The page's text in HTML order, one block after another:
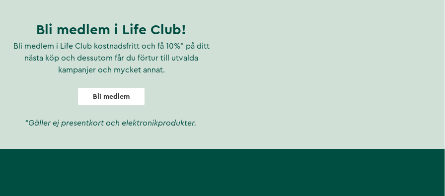
dom fräscha.
filtsula med god
Bli medlem i Life Club!
Bli medlem i Life Club kostnadsfritt och få 10%* på ditt
nästa köp och dessutom får du förtur till utvalda
kampanjer och mycket annat.
Bli medlem
*Gäller ej presentkort och elektronikprodukter.